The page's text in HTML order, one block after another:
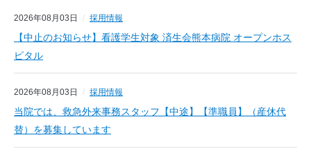
2026年08月03日 採用情報
【中止のお知らせ】看護学生対象 済生会熊本病院 オープンホス
ピタル
2026年08月03日 採用情報
当院では、救急外来事務スタッフ【中途】【準職員】（産休代
替）を募集しています